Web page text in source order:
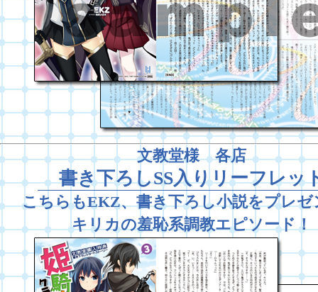
文教堂様 各店
書き下ろしSS入りリーフレッ
こちらもEKZ、書き下ろし小説をプレゼ
キリカの羞恥系調教エピソード！